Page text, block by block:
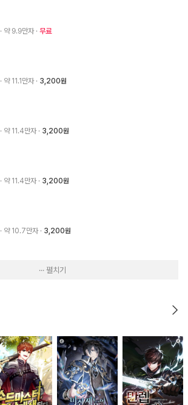
· 약 9.9만자 무료
· 약 11.1만자 3,200원
· 약 11.4만자 3,200원
· 약 11.4만자 3,200원
· 약 10.7만자 3,200원
··· 펼치기